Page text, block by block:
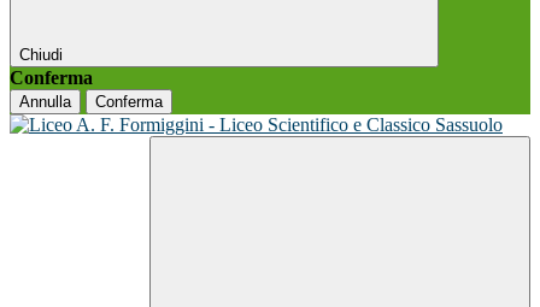
Chiudi
Conferma
Annulla Conferma